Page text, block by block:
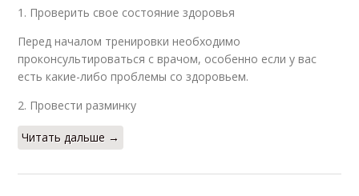
1. Проверить свое состояние здоровья
Перед началом тренировки необходимо
проконсультироваться с врачом, особенно если у вас
есть какие-либо проблемы со здоровьем.
2. Провести разминку
Читать дальше →